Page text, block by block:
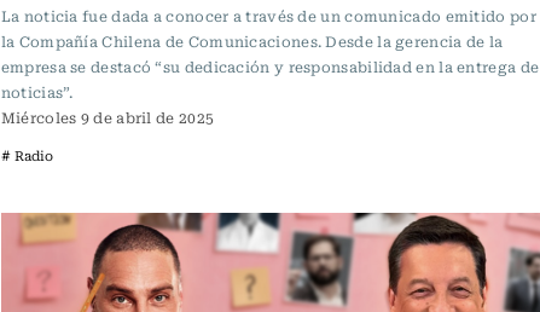
La noticia fue dada a conocer a través de un comunicado emitido por
la Compañía Chilena de Comunicaciones. Desde la gerencia de la
empresa se destacó “su dedicación y responsabilidad en la entrega de
noticias”.
Miércoles 9 de abril de 2025
# Radio